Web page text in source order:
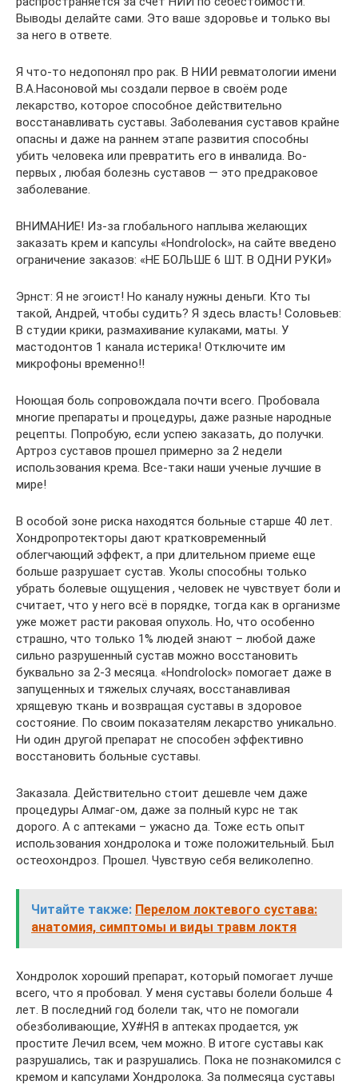
Выводы делайте сами. Это ваше здоровье и только вы
за него в ответе.
Я что-то недопонял про рак. В НИИ ревматологии имени
В.А.Насоновой мы создали первое в своём роде
лекарство, которое способное действительно
восстанавливать суставы. Заболевания суставов крайне
опасны и даже на раннем этапе развития способны
убить человека или превратить его в инвалида. Во-
первых , любая болезнь суставов — это предраковое
заболевание.
ВНИМАНИЕ! Из-за глобального наплыва желающих
заказать крем и капсулы «Hondrolock», на сайте введено
ограничение заказов: «НЕ БОЛЬШЕ 6 ШТ. В ОДНИ РУКИ»
Эрнст: Я не эгоист! Но каналу нужны деньги. Кто ты
такой, Андрей, чтобы судить? Я здесь власть! Соловьев:
В студии крики, размахивание кулаками, маты. У
мастодонтов 1 канала истерика! Отключите им
микрофоны временно!!
Ноющая боль сопровождала почти всего. Пробовала
многие препараты и процедуры, даже разные народные
рецепты. Попробую, если успею заказать, до получки.
Артроз суставов прошел примерно за 2 недели
использования крема. Все-таки наши ученые лучшие в
мире!
В особой зоне риска находятся больные старше 40 лет.
Хондропротекторы дают кратковременный
облегчающий эффект, а при длительном приеме еще
больше разрушает сустав. Уколы способны только
убрать болевые ощущения , человек не чувствует боли и
считает, что у него всё в порядке, тогда как в организме
уже может расти раковая опухоль. Но, что особенно
страшно, что только 1% людей знают – любой даже
сильно разрушенный сустав можно восстановить
буквально за 2-3 месяца. «Hondrolock» помогает даже в
запущенных и тяжелых случаях, восстанавливая
хрящевую ткань и возвращая суставы в здоровое
состояние. По своим показателям лекарство уникально.
Ни один другой препарат не способен эффективно
восстановить больные суставы.
Заказала. Действительно стоит дешевле чем даже
процедуры Алмаг-ом, даже за полный курс не так
дорого. А с аптеками – ужасно да. Тоже есть опыт
использования хондролока и тоже положительный. Был
остеохондроз. Прошел. Чувствую себя великолепно.
Читайте также: Перелом локтевого сустава:
анатомия, симптомы и виды травм локтя
Хондролок хороший препарат, который помогает лучше
всего, что я пробовал. У меня суставы болели больше 4
лет. В последний год болели так, что не помогали
обезболивающие, ХУ#НЯ в аптеках продается, уж
простите Лечил всем, чем можно. В итоге суставы как
разрушались, так и разрушались. Пока не познакомился с
кремом и капсулами Хондролока. За полмесяца суставы